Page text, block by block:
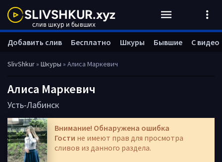
SlivShkur» Шкуры » Алиса Маркевич
Алиса Маркевич
Усть-Лабинск
Внимание! Обнаружена ошибка
Гости не имеют прав для просмотра
сливов из данного раздела.
Добавить слив Бесплатно Шкуры Бывшие С видео